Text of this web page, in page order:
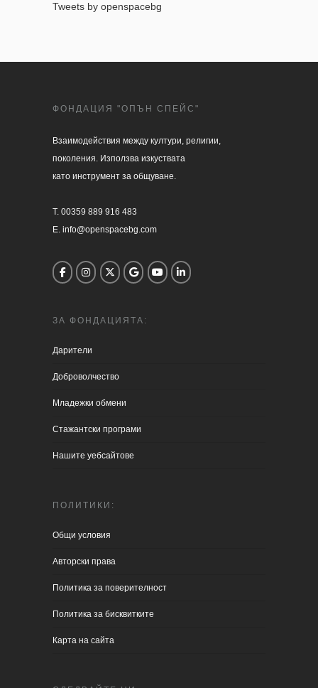
Tweets by openspacebg
ФОНДАЦИЯ "ОПЪН СПЕЙС"
Взаимодействия между култури, религии,
поколения. Използва изкуствата
като инструмент за общуване.
T. 00359 889 916 483
E. info@openspacebg.com
ЗА ФОНДАЦИЯТА:
Дарители
Доброволчество
Младежки обмени
Стажантски програми
Нашите уебсайтове
ПОЛИТИКИ:
Общи условия
Aвторски права
Политика за поверителност
Политика за бисквитките
Карта на сайта